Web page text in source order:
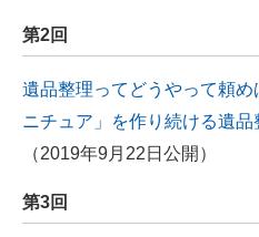
第2回
遺品整理ってどうやって頼
ニチュア」を作り続ける遺
（2019年9月22日公開）
第3回